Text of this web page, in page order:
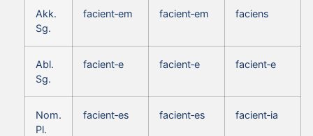
Akk.
Sg.
facient‑em facient‑em faciens
Abl.
Sg.
facient‑e facient‑e facient‑e
Nom.
Pl.
facient‑es facient‑es facient‑ia